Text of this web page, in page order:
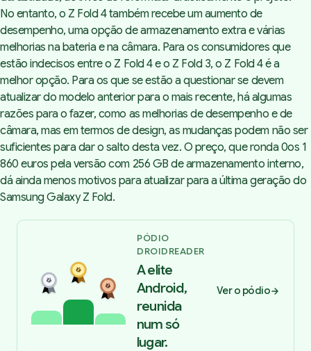
No entanto, o Z Fold 4 também recebe um aumento de
desempenho, uma opção de armazenamento extra e várias
melhorias na bateria e na câmara. Para os consumidores que
estão indecisos entre o Z Fold 4 e o Z Fold 3, o Z Fold 4 é a
melhor opção. Para os que se estão a questionar se devem
atualizar do modelo anterior para o mais recente, há algumas
razões para o fazer, como as melhorias de desempenho e de
câmara, mas em termos de design, as mudanças podem não ser
suficientes para dar o salto desta vez. O preço, que ronda 0os 1
860 euros pela versão com 256 GB de armazenamento interno,
dá ainda menos motivos para atualizar para a última geração do
Samsung Galaxy Z Fold.
PÓDIO
DROIDREADER
A elite
Android,
reunida
num só
lugar.
Ver o pódio